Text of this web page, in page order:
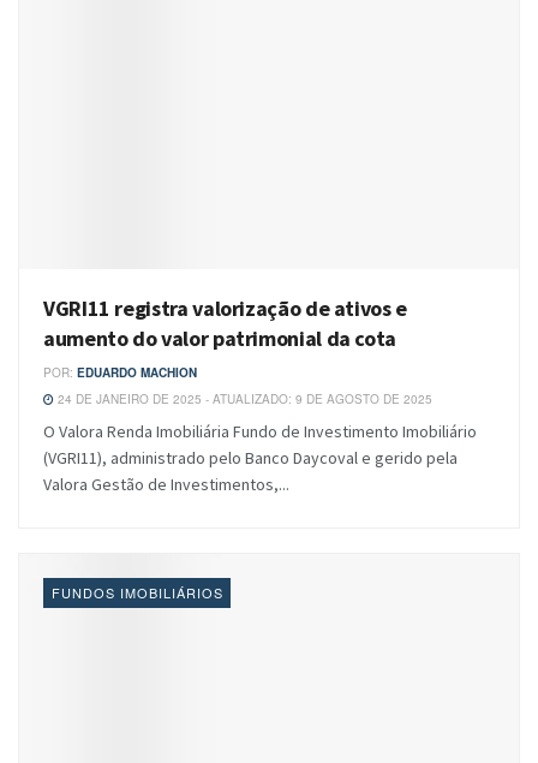
VGRI11 registra valorização de ativos e
aumento do valor patrimonial da cota
POR: EDUARDO MACHION
24 DE JANEIRO DE 2025 - ATUALIZADO: 9 DE AGOSTO DE 2025
O Valora Renda Imobiliária Fundo de Investimento Imobiliário
(VGRI11), administrado pelo Banco Daycoval e gerido pela
Valora Gestão de Investimentos,...
FUNDOS IMOBILIÁRIOS